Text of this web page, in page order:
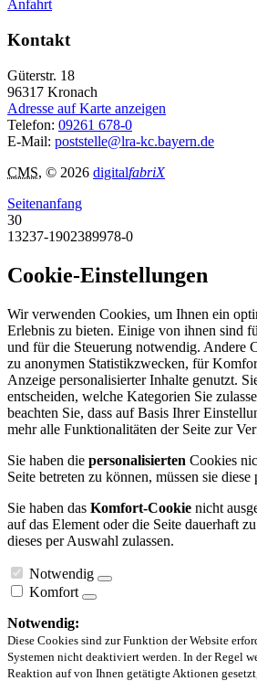
Anfahrt
Kontakt
Güterstr. 18
96317 Kronach
Adresse auf Karte anzeigen
Telefon: 09261 678-0
E-Mail: poststelle@lra-kc.bayern.de
CMS, © 2026 digitalfabriX
Seitenanfang
30
13237-1902389978-0
Cookie-Einstellungen
Wir verwenden Cookies, um Ihnen ein
Erlebnis zu bieten. Einige von ihnen sind
und für die Steuerung notwendig. Andere
zu anonymen Statistikzwecken, für
Anzeige personalisierter Inhalte genutzt.
entscheiden, welche Kategorien Sie
beachten Sie, dass auf Basis Ihrer
mehr alle Funktionalitäten der Seite zur
Sie haben die personalisierten Cookies
Seite betreten zu können, müssen sie
Sie haben das Komfort-Cookie nicht
auf das Element oder die Seite dauerhaft
dieses per Auswahl zulassen.
Notwendig
Komfort
Notwendig:
Diese Cookies sind zur Funktion der Website
Systemen nicht deaktiviert werden. In der Regel
Reaktion auf von Ihnen getätigte Aktionen